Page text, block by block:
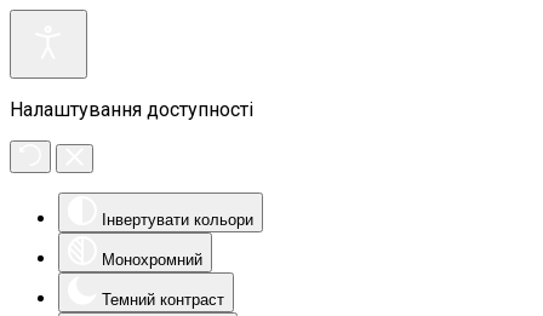
Налаштування доступності
Інвертувати кольори
Монохромний
Темний контраст